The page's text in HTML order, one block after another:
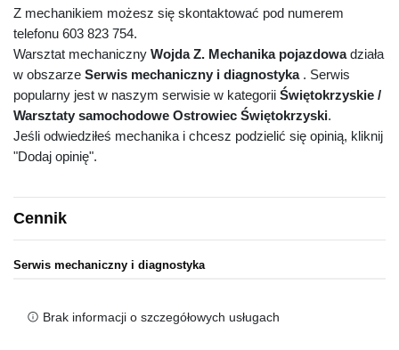
Z mechanikiem możesz się skontaktować pod numerem
telefonu 603 823 754.
Warsztat mechaniczny Wojda Z. Mechanika pojazdowadziała
w obszarze Serwis mechaniczny i diagnostyka. Serwis
popularny jest w naszym serwisie w kategorii Świętokrzyskie /
Warsztaty samochodowe Ostrowiec Świętokrzyski.
Jeśli odwiedziłeś mechanika i chcesz podzielić się opinią, kliknij
"Dodaj opinię".
Cennik
Serwis mechaniczny i diagnostyka
Brak informacji o szczegółowych usługach